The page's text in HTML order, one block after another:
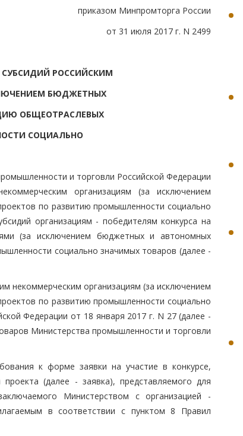
приказом Минпромторга России
от 31 июля 2017 г. N 2499
РОССИЙСКИМ
БЮДЖЕТНЫХ
ОБЩЕОТРАСЛЕВЫХ
СОЦИАЛЬНО
и торговли Российской Федерации
организациям (за исключением
по развитию промышленности социально
организациям - победителям конкурса на
(за исключением бюджетных и автономных
социально значимых товаров (далее -
некоммерческим организациям (за исключением
по развитию промышленности социально
Федерации от 18 января 2017 г. N 27 (далее -
Министерства промышленности и торговли
к форме заявки на участие в конкурсе,
(далее - заявка), представляемого для
Министерством с организацией -
в соответствии с пунктом 8 Правил